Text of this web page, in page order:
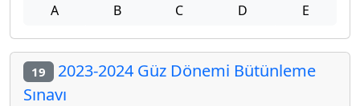
A B C D E
19 2023-2024 Güz Dönemi Bütünleme
Sınavı